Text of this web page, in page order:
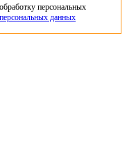
персональных
данных